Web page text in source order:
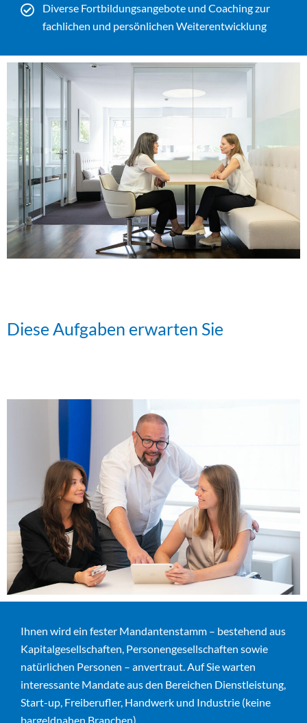
Diverse Fortbildungsangebote und Coaching zur
fachlichen und persönlichen Weiterentwicklung
Diese Aufgaben erwarten Sie
Ihnen wird ein fester Mandantenstamm – bestehend aus
Kapitalgesellschaften, Personengesellschaften sowie
natürlichen Personen – anvertraut. Auf Sie warten
interessante Mandate aus den Bereichen Dienstleistung,
Start-up, Freiberufler, Handwerk und Industrie (keine
bargeldnahen Branchen).